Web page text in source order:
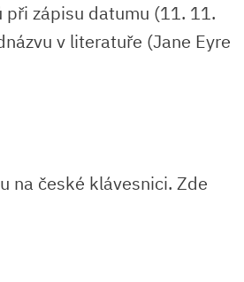
zápisu datumu (11. 11.
v literatuře (Jane Eyre
na české klávesnici. Zde